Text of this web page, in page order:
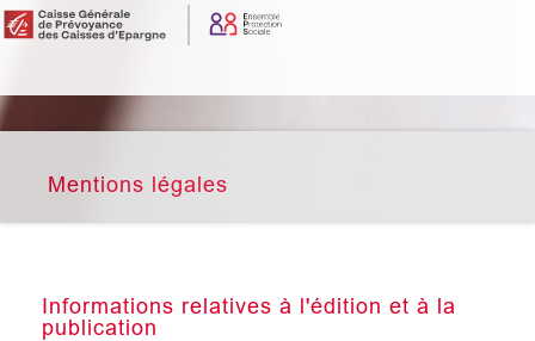
Mentions légales
Informations relatives à l'édition et à la
publication